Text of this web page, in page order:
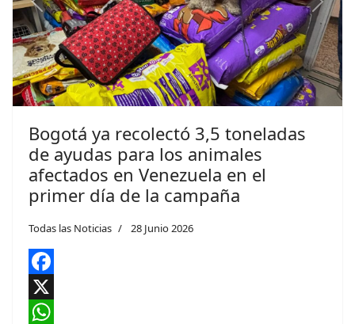
Previous Next
Bogotá ya recolectó 3,5 toneladas
de ayudas para los animales
afectados en Venezuela en el
primer día de la campaña
Todas las Noticias 28 Junio 2026
Facebook
X